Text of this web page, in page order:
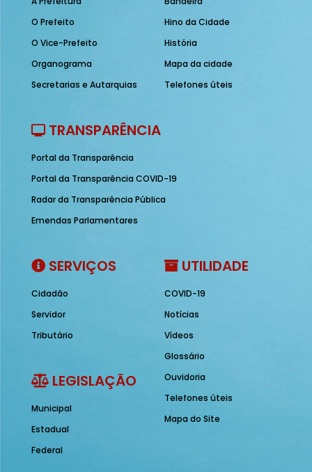
O Prefeito
O Vice-Prefeito
Organograma
Secretarias e Autarquias
Hino da Cidade
História
Mapa da cidade
Telefones úteis
TRANSPARÊNCIA
Portal da Transparência
Portal da Transparência COVID-19
Radar da Transparência Pública
Emendas Parlamentares
SERVIÇOS
Cidadão
Servidor
Tributário
LEGISLAÇÃO
Municipal
Estadual
Federal
UTILIDADE
COVID-19
Notícias
Vídeos
Glossário
Ouvidoria
Telefones úteis
Mapa do Site